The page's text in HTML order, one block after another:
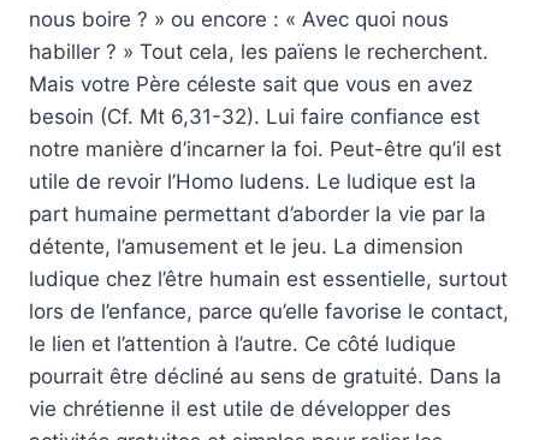
nous boire ? » ou encore : « Avec quoi nous
habiller ? » Tout cela, les païens le recherchent.
Mais votre Père céleste sait que vous en avez
besoin (Cf. Mt 6,31-32). Lui faire confiance est
notre manière d’incarner la foi. Peut-être qu’il est
utile de revoir l’Homo ludens. Le ludique est la
part humaine permettant d’aborder la vie par la
détente, l’amusement et le jeu. La dimension
ludique chez l’être humain est essentielle, surtout
lors de l’enfance, parce qu’elle favorise le contact,
le lien et l’attention à l’autre. Ce côté ludique
pourrait être décliné au sens de gratuité. Dans la
vie chrétienne il est utile de développer des